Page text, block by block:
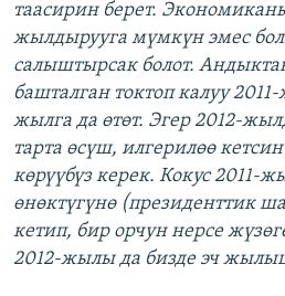
таасирин берет.
жылдырууга мүмкүн эмес
салыштырсак болот.
башталган токтоп калуу
жылга да өтөт. Эгер 2012-
тарта өсүш, илгерилөө
көрүүбүз керек. Кокус 2011-
өнөктүгүнө (президенттик
кетип, бир орчун нерсе
2012-жылы да бизде эч